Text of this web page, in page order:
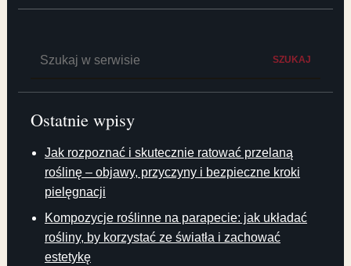
SZUKAJ
Ostatnie wpisy
Jak rozpoznać i skutecznie ratować przelaną
roślinę – objawy, przyczyny i bezpieczne kroki
pielęgnacji
Kompozycje roślinne na parapecie: jak układać
rośliny, by korzystać ze światła i zachować
estetykę